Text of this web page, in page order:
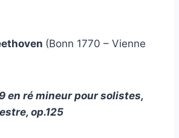
(Bonn 1770 – Vienne
en ré mineur pour solistes,
op.125